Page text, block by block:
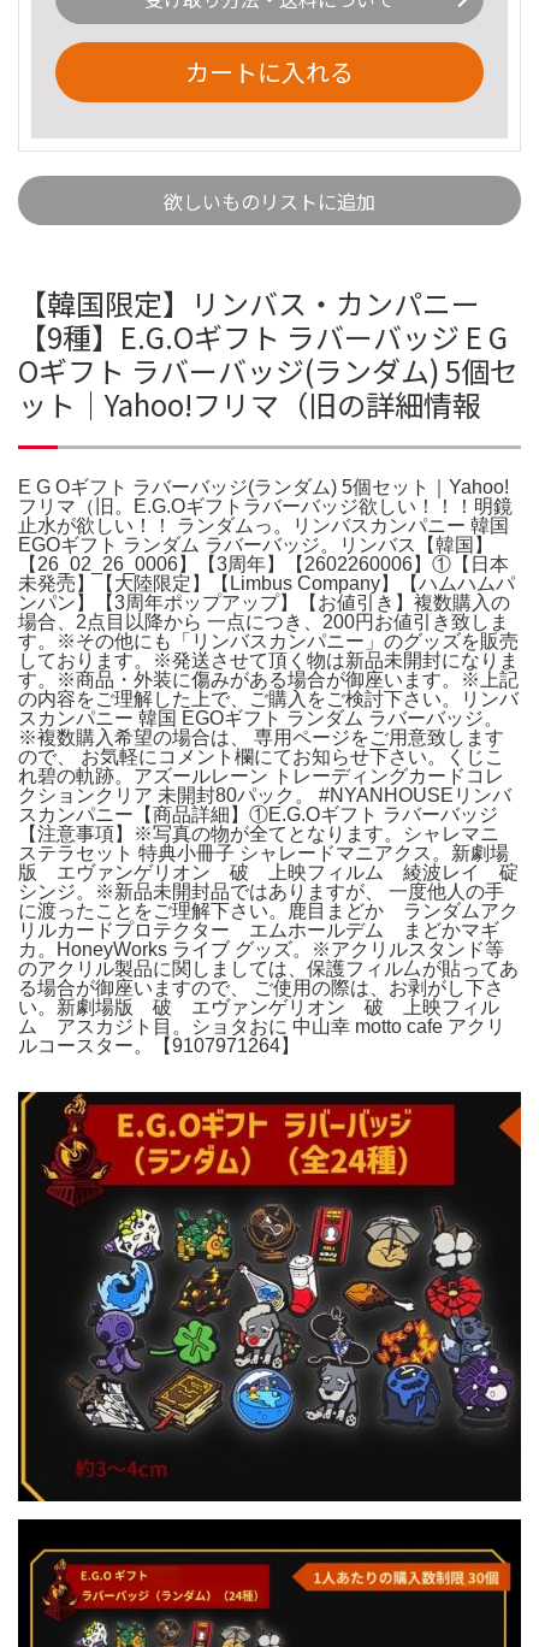
カートに入れる
欲しいものリストに追加
【韓国限定】リンバス・カンパニー
【9種】E.G.Oギフト ラバーバッジ E G
Oギフト ラバーバッジ(ランダム) 5個セ
ット｜Yahoo!フリマ（旧の詳細情報
E G Oギフト ラバーバッジ(ランダム) 5個セット｜Yahoo!
フリマ（旧。E.G.Oギフトラバーバッジ欲しい！！！明鏡
止水が欲しい！！ ランダムっ。リンバスカンパニー 韓国
EGOギフト ランダム ラバーバッジ。リンバス【韓国】
【26_02_26_0006】【3周年】【2602260006】①【日本
未発売】【大陸限定】【Limbus Company】【ハムハムパ
ンパン】【3周年ポップアップ】【お値引き】複数購入の
場合、2点目以降から 一点につき、200円お値引き致しま
す。※その他にも「リンバスカンパニー」のグッズを販売
しております。※発送させて頂く物は新品未開封になりま
す。※商品・外装に傷みがある場合が御座います。※上記
の内容をご理解した上で、ご購入をご検討下さい。リンバ
スカンパニー 韓国 EGOギフト ランダム ラバーバッジ。
※複数購入希望の場合は、 専用ページをご用意致します
ので、 お気軽にコメント欄にてお知らせ下さい。くじこ
れ碧の軌跡。アズールレーン トレーディングカードコレ
クションクリア 未開封80パック。 #NYANHOUSEリンバ
スカンパニー【商品詳細】①E.G.Oギフト ラバーバッジ
【注意事項】※写真の物が全てとなります。シャレマニ
ステラセット 特典小冊子 シャレードマニアクス。新劇場
版 エヴァンゲリオン 破 上映フィルム 綾波レイ 碇
シンジ。※新品未開封品ではありますが、 一度他人の手
に渡ったことをご理解下さい。鹿目まどか ランダムアク
リルカードプロテクター エムホールデム まどかマギ
カ。HoneyWorks ライブ グッズ。※アクリルスタンド等
のアクリル製品に関しましては、保護フィル厶が貼ってあ
る場合が御座いますので、 ご使用の際は、お剥がし下さ
い。新劇場版 破 エヴァンゲリオン 破 上映フィル
ム アスカジト目。ショタおに 中山幸 motto cafe アクリ
ルコースター。【9107971264】